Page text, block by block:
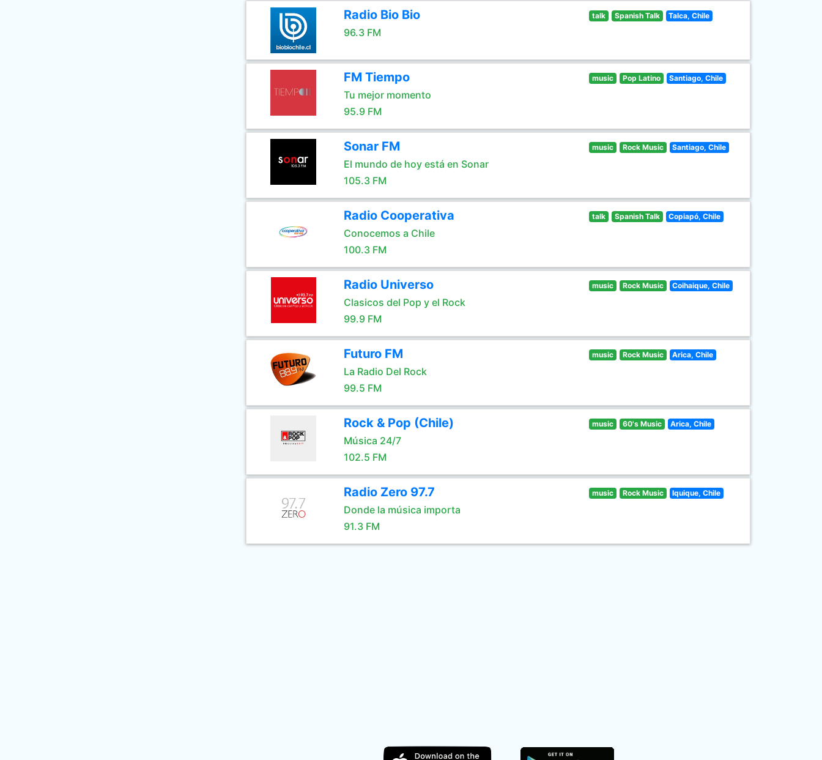
Radio Bio Bio
96.3 FM
talk Spanish Talk Talca, Chile
FM Tiempo
Tu mejor momento
95.9 FM
music Pop Latino Santiago, Chile
Sonar FM
El mundo de hoy está en Sonar
105.3 FM
music Rock Music Santiago, Chile
Radio Cooperativa
Conocemos a Chile
100.3 FM
talk Spanish Talk Copiapó, Chile
Radio Universo
Clasicos del Pop y el Rock
99.9 FM
music Rock Music Coihaique, Chile
Futuro FM
La Radio Del Rock
99.5 FM
music Rock Music Arica, Chile
Rock & Pop (Chile)
Música 24/7
102.5 FM
music 60's Music Arica, Chile
Radio Zero 97.7
Donde la música importa
91.3 FM
music Rock Music Iquique, Chile